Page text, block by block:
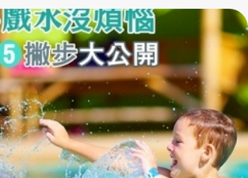
要使用桌巾或將熱湯放置桌緣。用餐時熱湯
熱鍋儘量靠牆放，避免電線懸空以免絆倒拉
。3）防範墜落、動物咬傷／兒童好奇心特別
家長應提高警覺，請勿隨意觸摸陌生動物。
，避免兒童墜落。4）洗澡注意／天冷洗熱水
水，避免幼兒好奇伸手玩水或瞬間跳入浴池
放在密閉間，保持空氣流通。5）留意行蹤／
施或寺廟，家長要隨時留意孩子的行蹤與舉
活。傳統肋骨骨折大多採以保守治療，嚴重
深呼吸、咳痰，且可能會影響心肺功能、引
吳小姐疼痛持續一個月後，才前往國軍台中
搭配鈦合金骨板治療，術後大幅減緩疼痛及縮
死亡率高達35%國軍台中總醫院胸腔外科主
查統計，國人事故傷害每年死亡率高達七千
分，而其中10%合併肋骨骨折，死亡率高達
感染肺炎機率上升27%，死亡率增加19%。